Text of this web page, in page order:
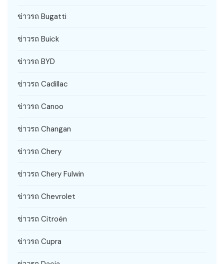
ข่าวรถ Bugatti
ข่าวรถ Buick
ข่าวรถ BYD
ข่าวรถ Cadillac
ข่าวรถ Canoo
ข่าวรถ Changan
ข่าวรถ Chery
ข่าวรถ Chery Fulwin
ข่าวรถ Chevrolet
ข่าวรถ Citroën
ข่าวรถ Cupra